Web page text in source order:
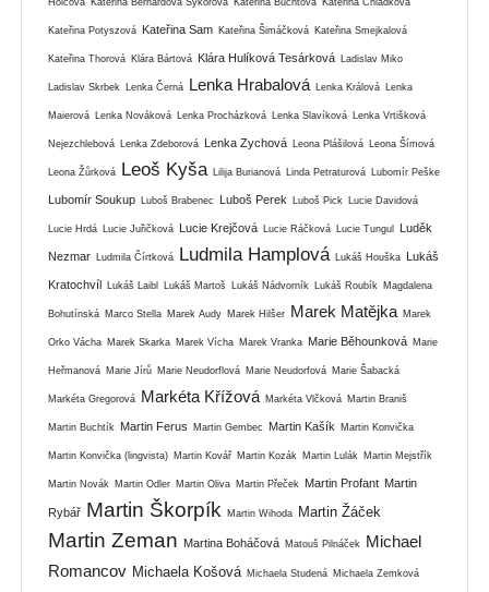
Kateřina Potyszová Kateřina Sam Kateřina Šimáčková Kateřina Smejkalová
Kateřina Thorová Klára Bártová Klára Hulíková Tesárková Ladislav Miko
Ladislav Skrbek Lenka Černá Lenka Hrabalová Lenka Králová Lenka
Maierová Lenka Nováková Lenka Procházková Lenka Slavíková Lenka Vrtišková
Nejezchlebová Lenka Zdeborová Lenka Zychová Leona Plášilová Leona Šímová
Leona Žůrková Leoš Kyša Lilija Burianová Linda Petraturová Lubomír Peške
Lubomír Soukup Luboš Brabenec Luboš Perek Luboš Pick Lucie Davidová
Lucie Hrdá Lucie Juřičková Lucie Krejčová Lucie Ráčková Lucie Tungul Luděk
Nezmar Ludmila Čírtková Ludmila Hamplová Lukáš Houška Lukáš
Kratochvíl Lukáš Laibl Lukáš Martoš Lukáš Nádvorník Lukáš Roubík Magdalena
Bohutínská Marco Stella Marek Audy Marek Hilšer Marek Matějka Marek
Orko Vácha Marek Skarka Marek Vícha Marek Vranka Marie Běhounková Marie
Heřmanová Marie Jírů Marie Neudorflová Marie Neudorfová Marie Šabacká
Markéta Gregorová Markéta Křížová Markéta Vlčková Martin Braniš
Martin Buchtík Martin Ferus Martin Gembec Martin Kašík Martin Konvička
Martin Konvička (lingvista) Martin Kovář Martin Kozák Martin Lulák Martin Mejstřík
Martin Novák Martin Odler Martin Oliva Martin Přeček Martin Profant Martin
Rybář Martin Škorpík Martin Wihoda Martin Žáček
Martin Zeman Martina Boháčová Matouš Pilnáček
Michael
Romancov Michaela Košová Michaela Studená Michaela Zemková